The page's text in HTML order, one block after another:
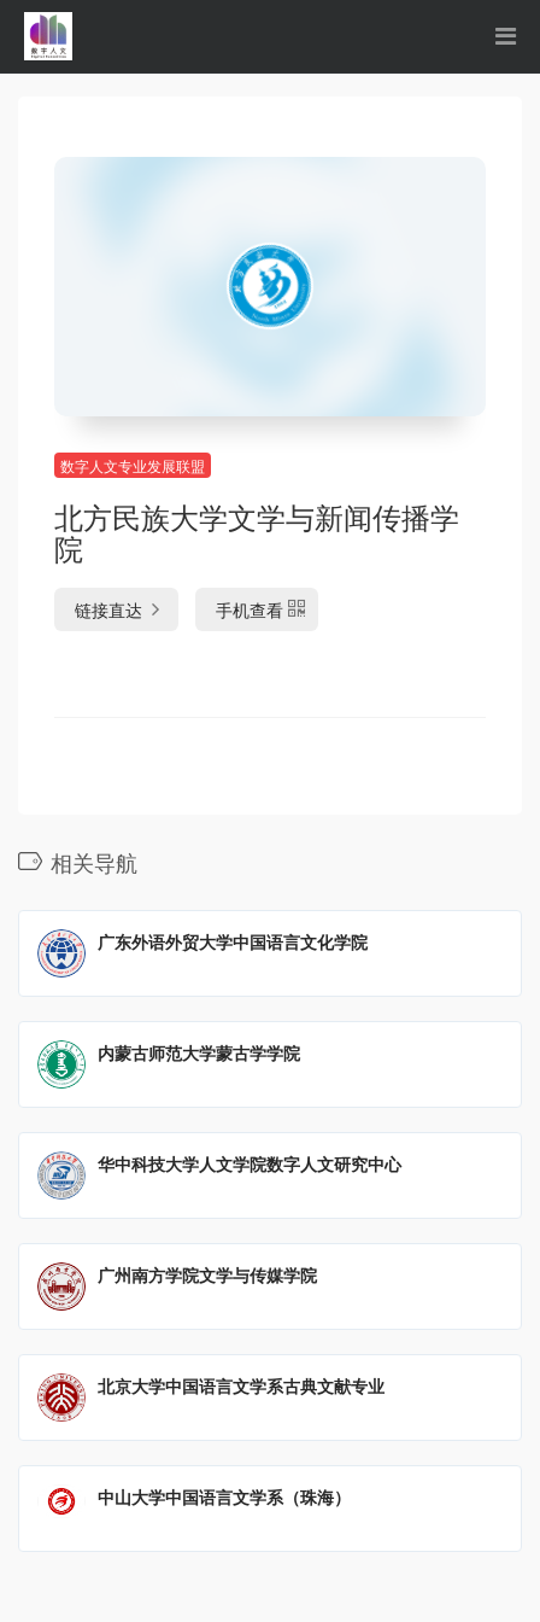
数字人文专业发展联盟
北方民族大学文学与新闻传播学
院
链接直达 手机查看
相关导航
广东外语外贸大学中国语言文化学院
内蒙古师范大学蒙古学学院
华中科技大学人文学院数字人文研究中心
广州南方学院文学与传媒学院
北京大学中国语言文学系古典文献专业
中山大学中国语言文学系（珠海）